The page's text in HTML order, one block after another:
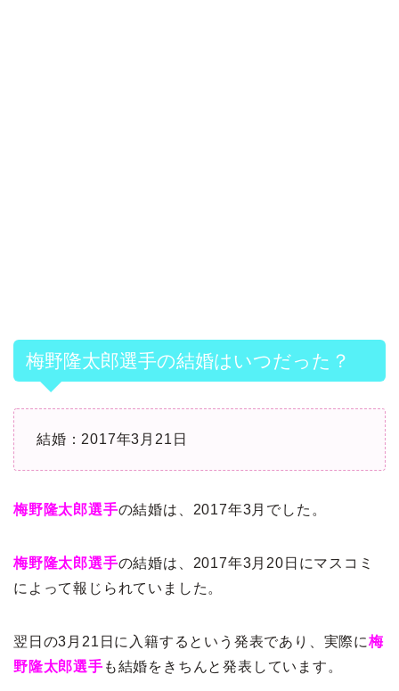
梅野隆太郎選手の結婚はいつだった？
結婚：2017年3月21日
梅野隆太郎選手の結婚は、2017年3月でした。
梅野隆太郎選手の結婚は、2017年3月20日にマスコミ
によって報じられていました。
翌日の3月21日に入籍するという発表であり、実際に梅
野隆太郎選手 も結婚をきちんと発表しています。